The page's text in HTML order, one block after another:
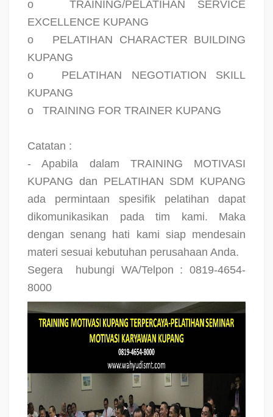
o
TRAINING/PELATIHAN SERVICE
EXCELLENCE KUPANG
o
PELATIHAN CHARACTER BUILDING
KUPANG
o
PELATIHAN NEGOTIATION SKILL
KUPANG
o
TRAINING FOR TRAINER KUPANG
Catatan :
- Apabila dalam TRAINING MOTIVASI
KUPANG dan PELATIHAN SDM KUPANG
ada permintaan spesifik pelatihan dapat
dikomunikasikan pada tim kami. Maka
dengan senang hati kami siap mendesain
materi sesuai kebutuhan perusahaan Anda.
Segera
hubungi WA/Telpon : 0819-4654-
8000